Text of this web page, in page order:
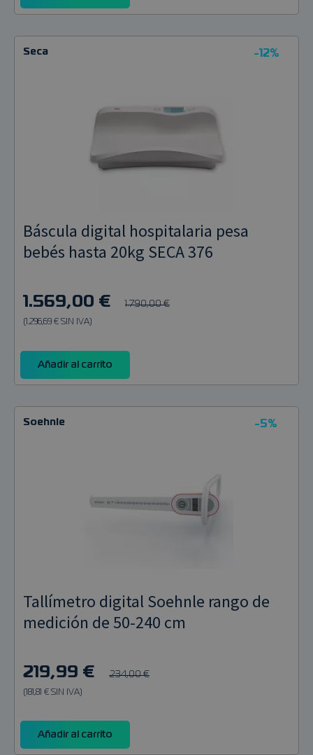
Seca -12%
Báscula digital hospitalaria pesa
bebés hasta 20kg SECA 376
1.569,00 € 1.790,00 €
(1.296,69 € SIN IVA)
Añadir al carrito
Soehnle -5%
Tallímetro digital Soehnle rango de
medición de 50-240 cm
219,99 € 234,00 €
(181,81 € SIN IVA)
Añadir al carrito